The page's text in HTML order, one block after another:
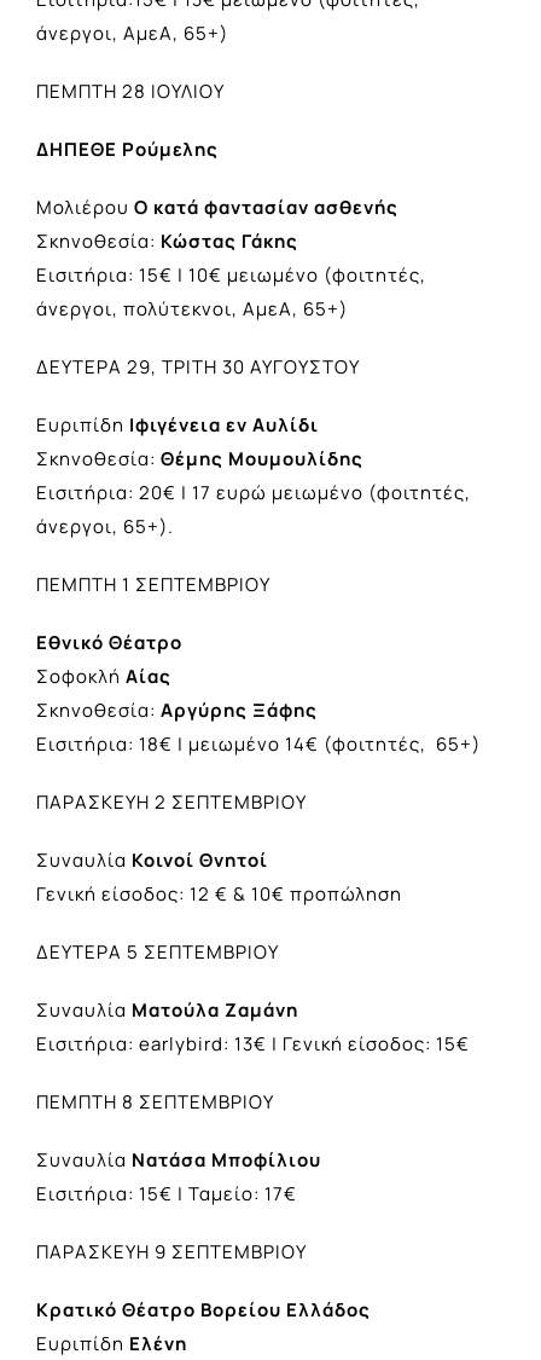
άνεργοι, ΑμεΑ, 65+)
ΠΕΜΠΤΗ 28 ΙΟΥΛΙΟΥ
ΔΗΠΕΘΕ Ρούμελης
Μολιέρου Ο κατά φαντασίαν ασθενής
Σκηνοθεσία: Κώστας Γάκης
Εισιτήρια: 15€ | 10€ μειωμένο (φοιτητές,
άνεργοι, πολύτεκνοι, ΑμεΑ, 65+)
ΔΕΥΤΕΡΑ 29, ΤΡΙΤΗ 30 ΑΥΓΟΥΣΤΟΥ
Ευριπίδη Ιφιγένεια εν Αυλίδι
Σκηνοθεσία: Θέμης Μουμουλίδης
Εισιτήρια: 20€ | 17 ευρώ μειωμένο (φοιτητές,
άνεργοι, 65+).
ΠΕΜΠΤΗ 1 ΣΕΠΤΕΜΒΡΙΟΥ
Εθνικό Θέατρο
Σοφοκλή Αίας
Σκηνοθεσία: Αργύρης Ξάφης
Εισιτήρια: 18€ | μειωμένο 14€ (φοιτητές, 65+)
ΠΑΡΑΣΚΕΥΗ 2 ΣΕΠΤΕΜΒΡΙΟΥ
Συναυλία Κοινοί Θνητοί
Γενική είσοδος: 12 € & 10€ προπώληση
ΔΕΥΤΕΡΑ 5 ΣΕΠΤΕΜΒΡΙΟΥ
Συναυλία Ματούλα Ζαμάνη
Εισιτήρια: earlybird: 13€ | Γενική είσοδος: 15€
ΠΕΜΠΤΗ 8 ΣΕΠΤΕΜΒΡΙΟΥ
Συναυλία Νατάσα Μποφίλιου
Εισιτήρια: 15€ | Ταμείο: 17€
ΠΑΡΑΣΚΕΥΗ 9 ΣΕΠΤΕΜΒΡΙΟΥ
Κρατικό Θέατρο Βορείου Ελλάδος
Ευριπίδη Ελένη